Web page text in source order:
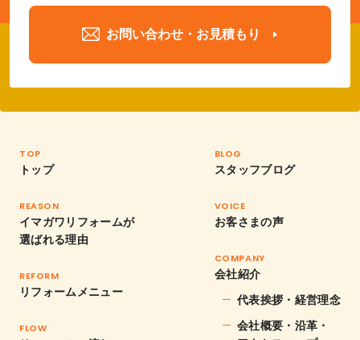
お問い合わせ・お見積もり
TOP
トップ
REASON
イマガワリフォームが
選ばれる理由
REFORM
リフォームメニュー
FLOW
BLOG
スタッフブログ
VOICE
お客さまの声
COMPANY
会社紹介
代表挨拶・経営理念
会社概要・沿革・